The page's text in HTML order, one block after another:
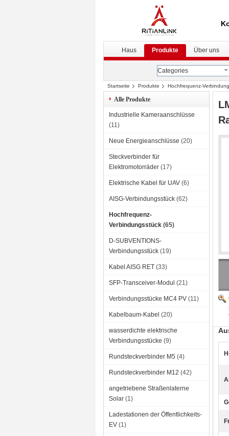
Haus Produkte Über uns
Categories
Startseite Produkte Hochfrequenz-
quetschverbindet
Alle Produkte
Industrielle Kameraanschlüsse
(11)
Neue Energieanschlüsse (20)
Steckverbinder für
Elektromotorräder (17)
Elektrische Kabel für UAV (6)
AISG-Verbindungsstück (62)
Hochfrequenz-
Verbindungsstück (65)
D-SUBVENTIONS-
Verbindungsstück (19)
Kabel AISG RET (33)
SFP-Transceiver-Modul (21)
Verbindungsstücke MC4 PV (11)
Kabelbaum-Kabel (20)
wasserdichte elektrische
Verbindungsstücke (9)
Rundsteckverbinder M5 (4)
Rundsteckverbinder M12 (42)
angetriebene Straßenlaterne
Solar (1)
Ladestationen der Öffentlichkeits-
EV (1)